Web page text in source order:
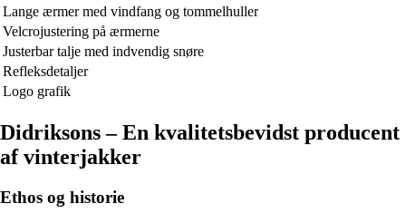
Lange ærmer med vindfang og tommelhuller
Velcrojustering på ærmerne
Justerbar talje med indvendig snøre
Refleksdetaljer
Logo grafik
Didriksons – En kvalitetsbevidst producent
af vinterjakker
Ethos og historie